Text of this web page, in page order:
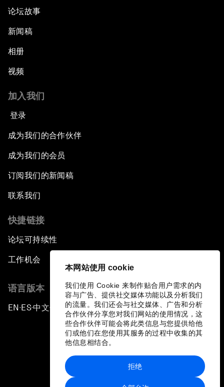
本网站使用 cookie
我们使用 Cookie 来制作贴合用户需求的内
容与广告、提供社交媒体功能以及分析我们
的流量。我们还会与社交媒体、广告和分析
合作伙伴分享您对我们网站的使用情况，这
些合作伙伴可能会将此类信息与您提供给他
们或他们在您使用其服务的过程中收集的其
他信息相结合。
拒绝
论坛故事
新闻稿
相册
视频
加入我们
登录
成为我们的合作伙伴
成为我们的会员
订阅我们的新闻稿
联系我们
快捷链接
论坛可持续性
工作机会
语言版本
EN ▪ ES▪中文▪ 日本語